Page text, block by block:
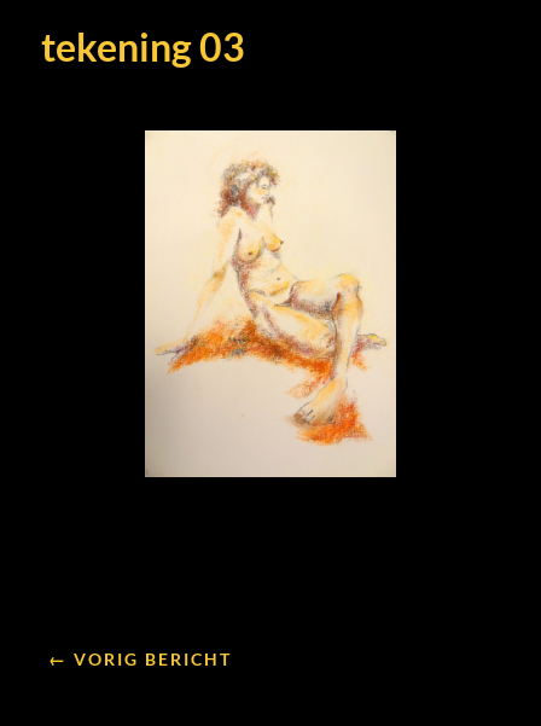
tekening 03
← VORIG BERICHT